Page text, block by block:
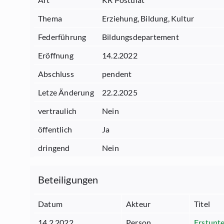
Thema
Erziehung, Bildung, Kultur
Federführung
Bildungsdepartement
Eröffnung
14.2.2022
Abschluss
pendent
Letze Änderung
22.2.2025
vertraulich
Nein
öffentlich
Ja
dringend
Nein
Beteiligungen
Datum Akteur Titel